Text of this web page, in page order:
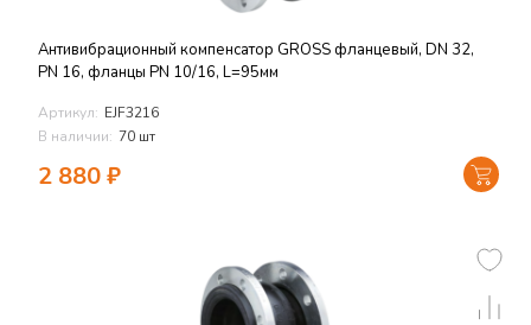
Антивибрационный компенсатор GROSS фланцевый, DN 32,
PN 16, фланцы PN 10/16, L=95мм
Артикул: EJF3216
В наличии: 70 шт
2 880₽